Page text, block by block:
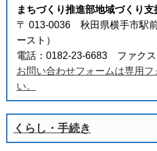
まちづくり推進部地域づくり
〒 013-0036 秋田県横手市駅
ースト）
電話：0182-23-6683 ファク
お問い合わせフォームは専用
い。
くらし・手続き